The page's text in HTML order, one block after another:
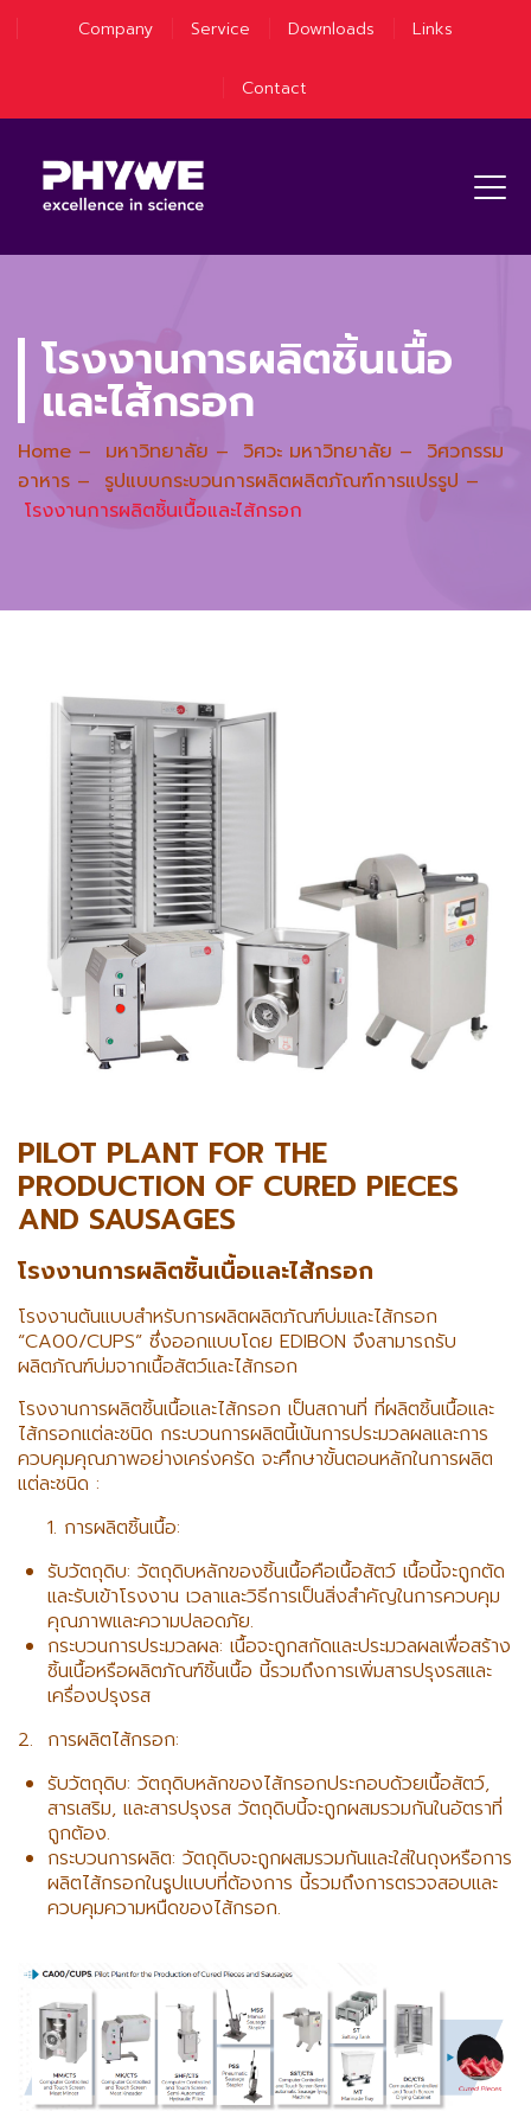
Company Service Downloads Links
Contact
โรงงานการผลิตชิ้นเนื้อ
และไส้กรอก
Home – มหาวิทยาลัย – วิศวะ มหาวิทยาลัย – วิศวกรรม
อาหาร – รูปแบบกระบวนการผลิตผลิตภัณฑ์การแปรรูป –
โรงงานการผลิตชิ้นเนื้อและไส้กรอก
PILOT PLANT FOR THE
PRODUCTION OF CURED PIECES
AND SAUSAGES
โรงงานการผลิตชิ้นเนื้อและไส้กรอก
โรงงานต้นแบบสำหรับการผลิตผลิตภัณฑ์บ่มและไส้กรอก
“CA00/CUPS” ซึ่งออกแบบโดย EDIBON จึงสามารถรับ
ผลิตภัณฑ์บ่มจากเนื้อสัตว์และไส้กรอก
โรงงานการผลิตชิ้นเนื้อและไส้กรอก เป็นสถานที่ ที่ผลิตชิ้นเนื้อและ
ไส้กรอกแต่ละชนิด กระบวนการผลิตนี้เน้นการประมวลผลและการ
ควบคุมคุณภาพอย่างเคร่งครัด จะศึกษาขั้นตอนหลักในการผลิต
แต่ละชนิด :
การผลิตชิ้นเนื้อ:
รับวัตถุดิบ: วัตถุดิบหลักของชิ้นเนื้อคือเนื้อสัตว์ เนื้อนี้จะถูกตัด
และรับเข้าโรงงาน เวลาและวิธีการเป็นสิ่งสำคัญในการควบคุม
คุณภาพและความปลอดภัย.
กระบวนการประมวลผล: เนื้อจะถูกสกัดและประมวลผลเพื่อสร้าง
ชิ้นเนื้อหรือผลิตภัณฑ์ชิ้นเนื้อ นี้รวมถึงการเพิ่มสารปรุงรสและ
เครื่องปรุงรส
2. การผลิตไส้กรอก:
รับวัตถุดิบ: วัตถุดิบหลักของไส้กรอกประกอบด้วยเนื้อสัตว์,
สารเสริม, และสารปรุงรส วัตถุดิบนี้จะถูกผสมรวมกันในอัตราที่
ถูกต้อง.
กระบวนการผลิต: วัตถุดิบจะถูกผสมรวมกันและใส่ในถุงหรือการ
ผลิตไส้กรอกในรูปแบบที่ต้องการ นี้รวมถึงการตรวจสอบและ
ควบคุมความหนืดของไส้กรอก.